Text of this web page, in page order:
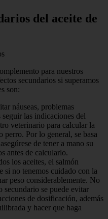
del aceite de
para nuestros
secundarios si superamos
son:
náuseas, problemas
las indicaciones del
veterinario para calcular la
perro. Por lo general, se basa
de tener a mano su
antes de calcularlo.
los aceites, el salmón
si no tenemos cuidado con la
peso considerablemente. No
secundario se puede evitar
de dosificación, además
y hacer que haga